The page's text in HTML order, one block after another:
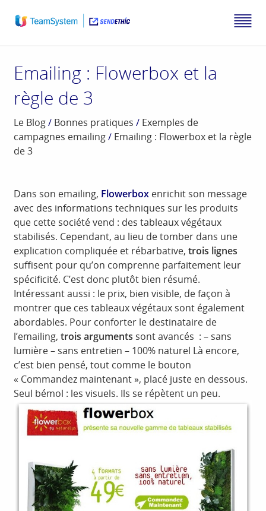
Emailing : Flowerbox et la
règle de 3
Le Blog/ Bonnes pratiques / Exemples de
campagnes emailing/ Emailing : Flowerbox et la règle
de 3
Dans son emailing, Flowerbox enrichit son message
avec des informations techniques sur les produits
que cette société vend : des tableaux végétaux
stabilisés. Cependant, au lieu de tomber dans une
explication compliquée et rébarbative,trois lignes
suffisent pour qu’on comprenne parfaitement leur
spécificité. C’est donc plutôt bien résumé.
Intéressant aussi : le prix, bien visible, de façon à
montrer que ces tableaux végétaux sont également
abordables. Pour conforter le destinataire de
l’emailing,trois arguments sont avancés : – sans
lumière – sans entretien – 100% naturel Là encore,
c’est bien pensé, tout comme le bouton
« Commandez maintenant », placé juste en dessous.
Seul bémol : les visuels. Ils se répètent un peu.